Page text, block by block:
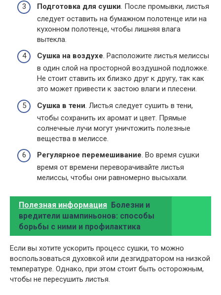
Подготовка для сушки. После промывки, листья
следует оставить на бумажном полотенце или на
кухонном полотенце, чтобы лишняя влага
вытекла.
Сушка на воздухе. Расположите листья мелиссы
в один слой на просторной воздушной подложке.
Не стоит ставить их близко друг к другу, так как
это может привести к застою влаги и плесени.
Сушка в тени. Листья следует сушить в тени,
чтобы сохранить их аромат и цвет. Прямые
солнечные лучи могут уничтожить полезные
вещества в мелиссе.
Регулярное перемешивание. Во время сушки
время от времени переворачивайте листья
мелиссы, чтобы они равномерно высыхали.
Полезная информация Болезни и
вредители шампиньонов: способы
борьбы с ними и профилактика
Если вы хотите ускорить процесс сушки, то можно
воспользоваться духовкой или дезгидратором на низкой
температуре. Однако, при этом стоит быть осторожным,
чтобы не пересушить листья.